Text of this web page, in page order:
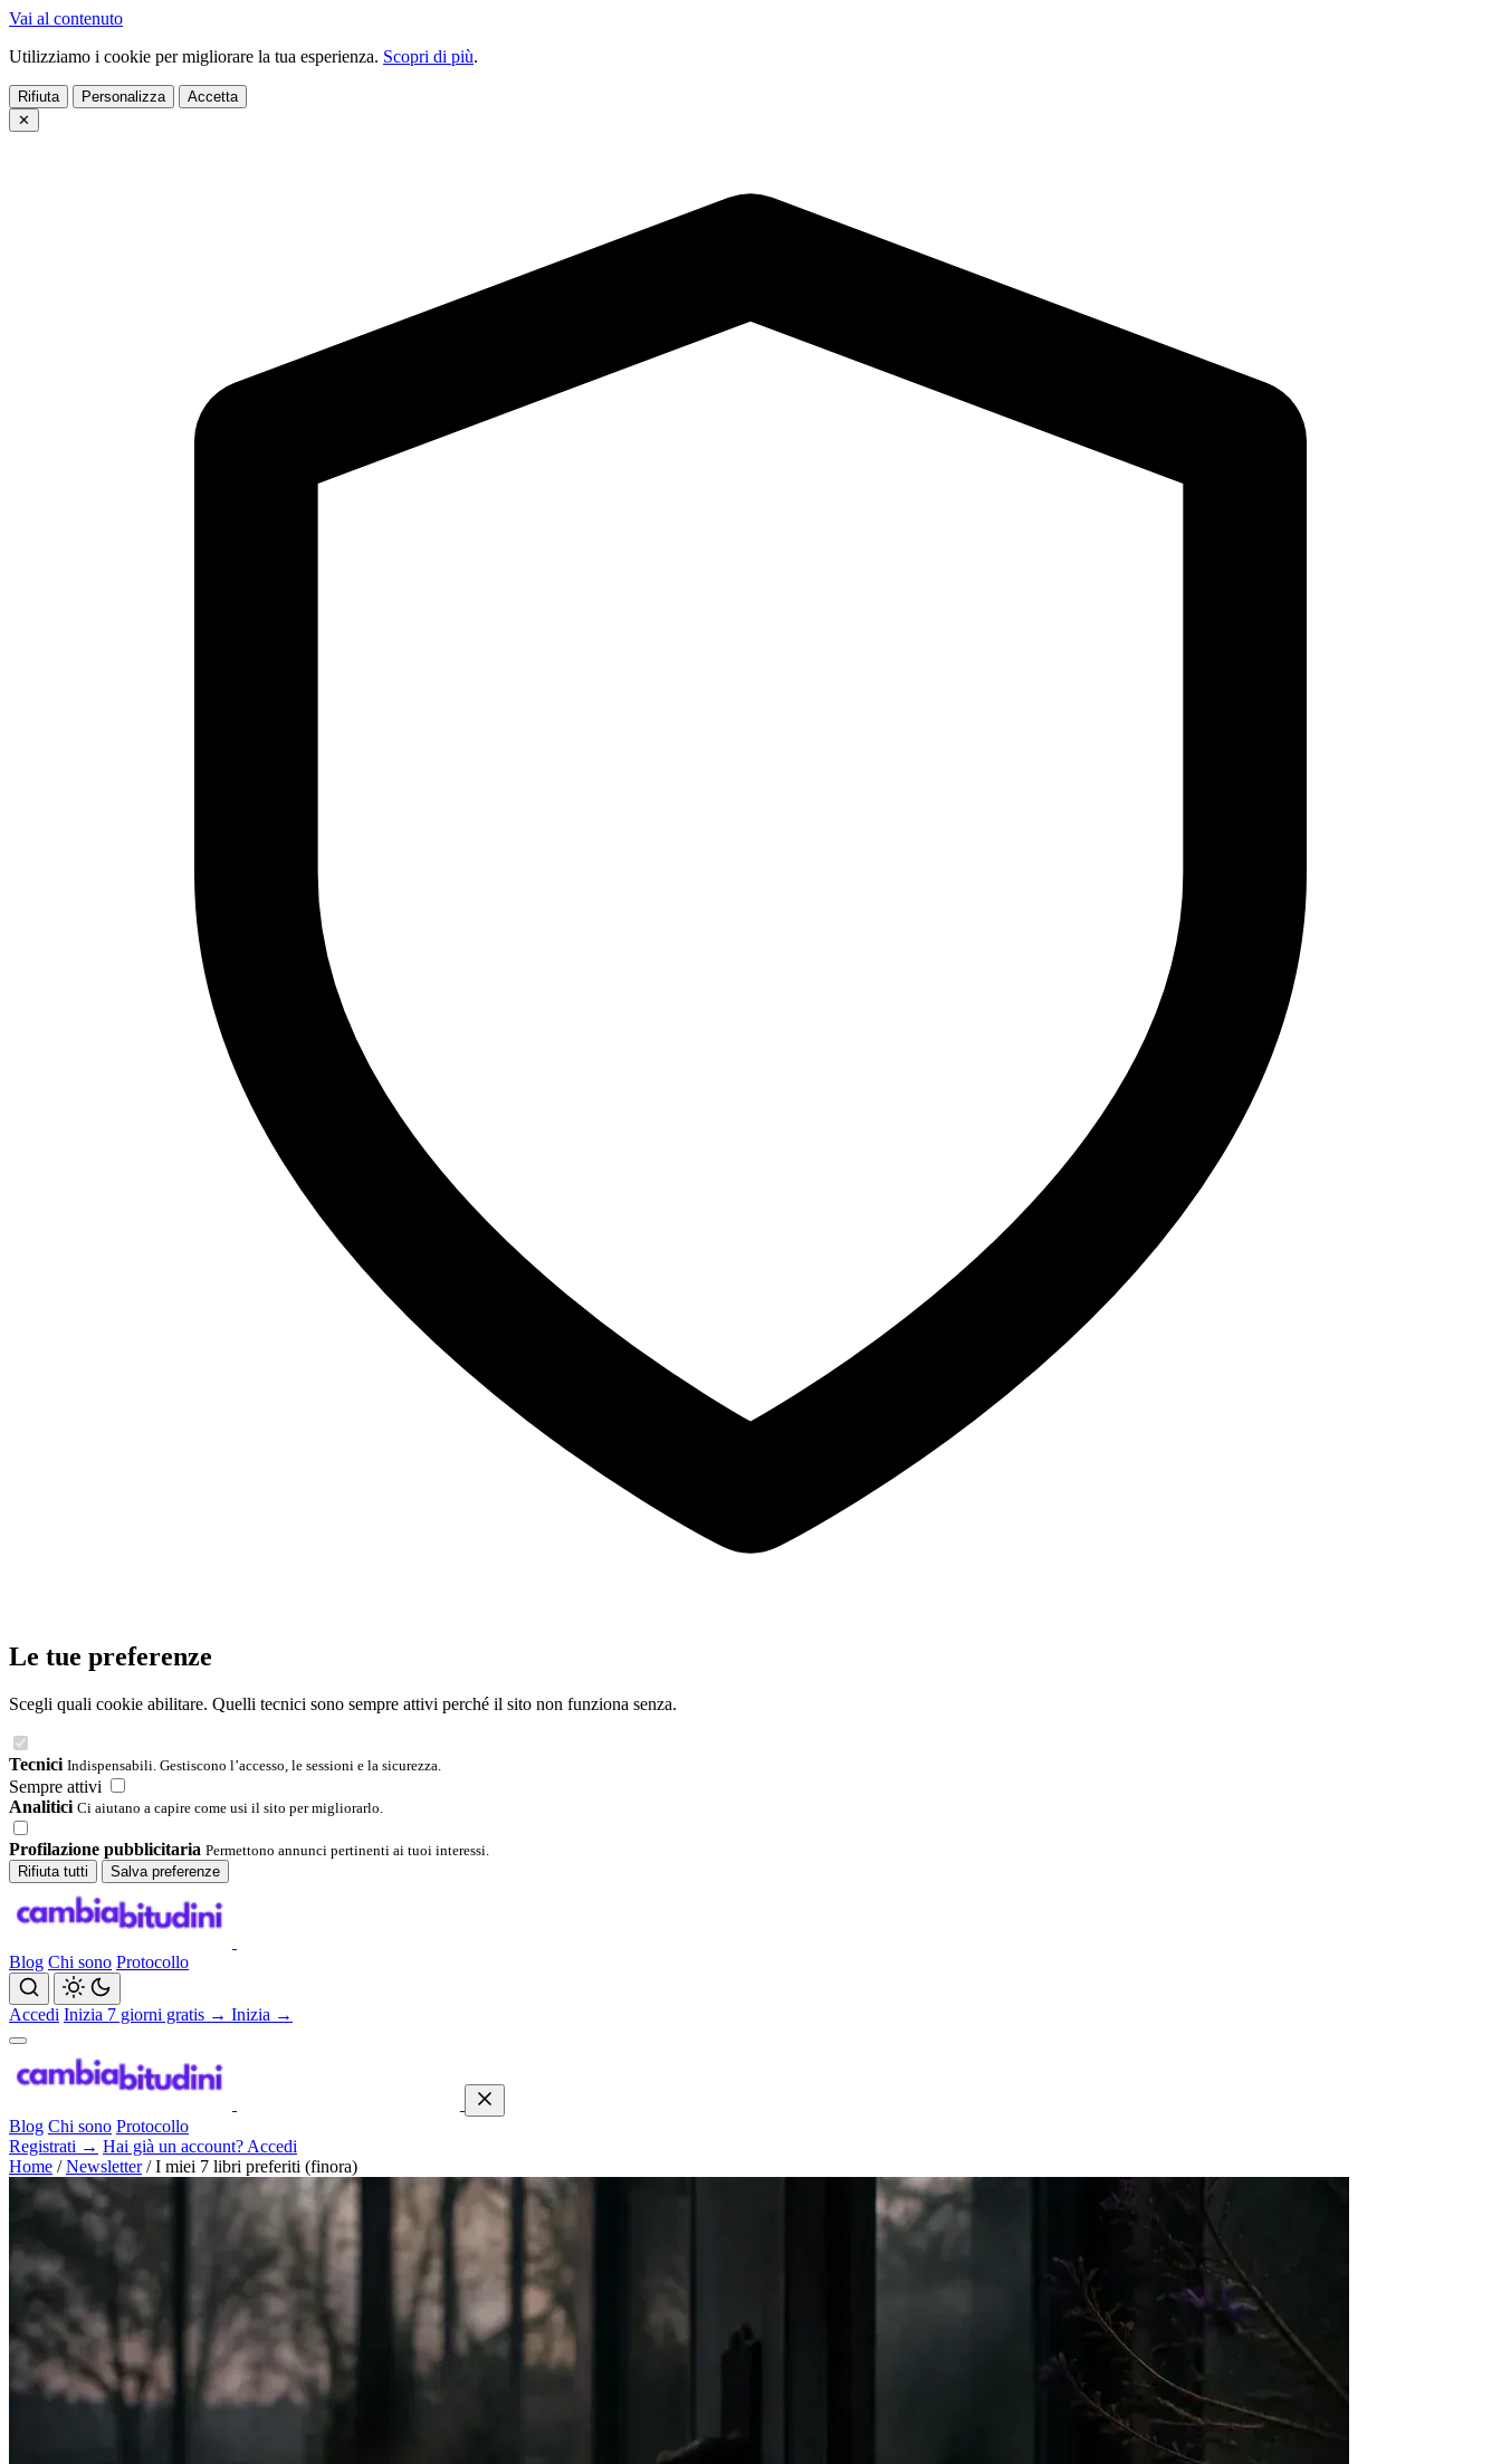
Vai al contenuto
Utilizziamo i cookie per migliorare la tua esperienza. Scopri di più.
Rifiuta Personalizza
Accetta
✕
Le tue preferenze
Scegli quali cookie abilitare. Quelli tecnici sono sempre attivi perché il sito non funziona senza.
Tecnici Indispensabili. Gestiscono l’accesso, le sessioni e la sicurezza.
Sempre attivi
Analitici Ci aiutano a capire come usi il sito per migliorarlo.
Profilazione pubblicitaria Permettono annunci pertinenti ai tuoi interessi.
Rifiuta tutti
Salva preferenze
Blog Chi sono Protocollo
Accedi Inizia 7 giorni gratis → Inizia →
Blog Chi sono Protocollo
Registrati → Hai già un account? Accedi
Home / Newsletter / I miei 7 libri preferiti (finora)